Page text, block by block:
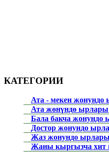
КАТЕГОРИИ
Ата - мекен жонундо
Ата жөнүндө ырлары
Бала бакча жонундо
Достор жонундо
Жаз жонундо ырлары
Жаны кыргызча хит